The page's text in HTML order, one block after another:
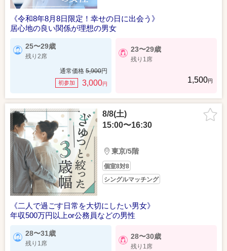
《令和8年8月8日限定！幸せの日に出会う》
居心地の良い関係が理想の男女
25〜29歳
残り2席
通常価格 5,900円
初参加 3,000円
23〜29歳
残り1席
1,500円
8/8(土)
15:00〜16:30
東京/5階
個室8対8
シングルマッチング
《二人で過ごす日常を大切にしたい男女》
年収500万円以上or公務員などの男性
28〜31歳
残り1席
28〜30歳
残り1席